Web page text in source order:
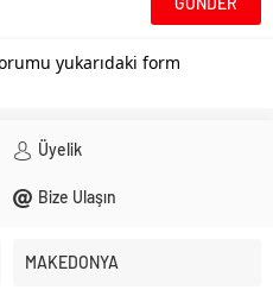
yukarıdaki form
Üyelik
Bize Ulaşın
MAKEDONYA